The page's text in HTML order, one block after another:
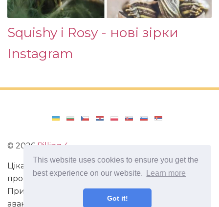
This website uses cookies to ensure you get the
best experience on our website.
Learn more
Got it!
Squishy і Rosy - нові зірки
Instagram
© 2026 Billing 4
Цікаві та захоплюючі факти з усього світу. Статті
про виживання в непередбачених ситуаціях.
Пригоди, маршрути і спосіб життя сучасного
авантюриста. Все про мистецтво магії.